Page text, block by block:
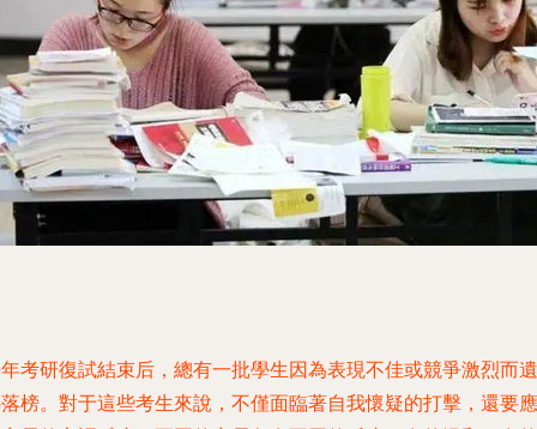
考研復試結束后，總有一批學生因為表現不佳或競爭激烈而遺
榜。對于這些考生來說，不僅面臨著自我懷疑的打擊，還要應